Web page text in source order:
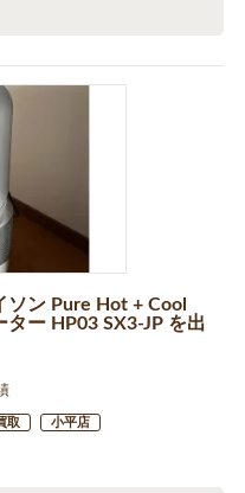
ン Pure Hot + Cool
ー HP03 SX3-JP を出
取 小平店